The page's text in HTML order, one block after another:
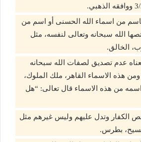
من اسماء الله الحسنى أو اسم من
الله سبحانه وتعالى لنفسه، مثل
الخالق.
عدم تصديق لصفات الله سبحانه
ومن هذه الاسماء القاهر، ملك الملوك،
من هذه الاسماء قال تعالى: “هل
الكفار وتدل عليهم وليس غيرهم مثل
بطرس.